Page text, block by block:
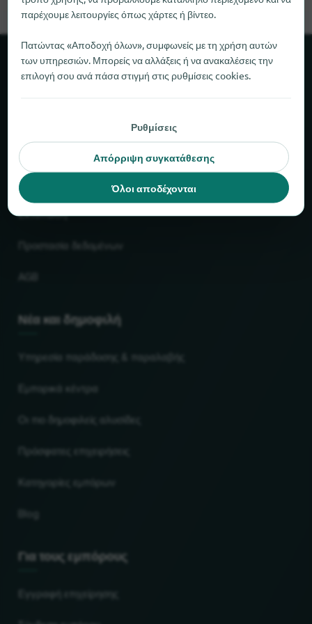
Σχετικά με το locabee
Νομικό
Εκτύπωση
Νέα και δημοφιλή
Υπηρεσία παράδοσης & παραλαβής
Εμπορικά κέντρα
Οι πιο δημοφιλείς αλυσίδες
Πρόσφατες επιχειρήσεις
Κατηγορίες εμπόρων
Για τους εμπόρους
Εγγραφή επιχείρησης
παρέχουμε λειτουργίες όπως χάρτες ή βίντεο.
Πατώντας «Αποδοχή όλων», συμφωνείς με τη χρήση αυτών
των υπηρεσιών. Μπορείς να αλλάξεις ή να ανακαλέσεις την
επιλογή σου ανά πάσα στιγμή στις ρυθμίσεις cookies.
Ρυθμίσεις
Απόρριψη συγκατάθεσης
Όλοι αποδέχονται